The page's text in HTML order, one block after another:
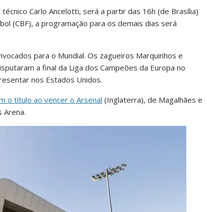
Carlo Ancelotti, será a partir das 16h (de Brasília)
(CBF), a programação para os demais dias será
para o Mundial. Os zagueiros Marquinhos e
a final da Liga dos Campeões da Europa no
nos Estados Unidos.
o título ao vencer o Arsenal (Inglaterra), de Magalhães e
Arena.